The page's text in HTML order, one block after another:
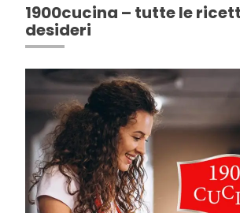
1900cucina – tutte le
desideri